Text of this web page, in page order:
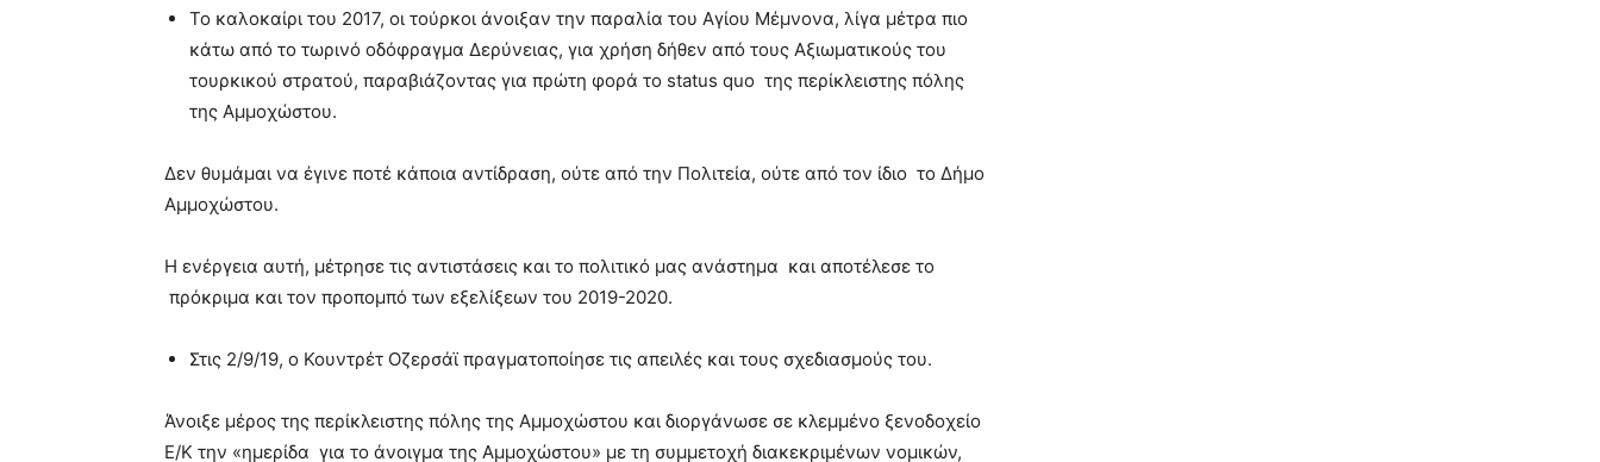
Το καλοκαίρι του 2017, οι τούρκοι άνοιξαν την παραλία του Αγίου Μέμνονα, λίγα μέτρα πιο
κάτω από το τωρινό οδόφραγμα Δερύνειας, για χρήση δήθεν από τους Αξιωματικούς του
τουρκικού στρατού, παραβιάζοντας για πρώτη φορά το status quo της περίκλειστης πόλης
της Αμμοχώστου.
Δεν θυμάμαι να έγινε ποτέ κάποια αντίδραση, ούτε από την Πολιτεία, ούτε από τον ίδιο το Δήμο
Αμμοχώστου.
Η ενέργεια αυτή, μέτρησε τις αντιστάσεις και το πολιτικό μας ανάστημα και αποτέλεσε το
πρόκριμα και τον προπομπό των εξελίξεων του 2019-2020.
Στις 2/9/19, ο Κουντρέτ Οζερσάϊ πραγματοποίησε τις απειλές και τους σχεδιασμούς του.
Άνοιξε μέρος της περίκλειστης πόλης της Αμμοχώστου και διοργάνωσε σε κλεμμένο ξενοδοχείο
Ε/Κ την «ημερίδα για το άνοιγμα της Αμμοχώστου» με τη συμμετοχή διακεκριμένων νομικών,